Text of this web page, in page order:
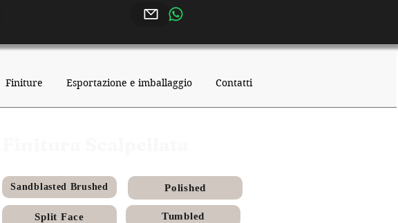
Finiture Esportazione e imballaggio Contatti
Sandblasted Brushed
Split Face
Polished
Tumbled